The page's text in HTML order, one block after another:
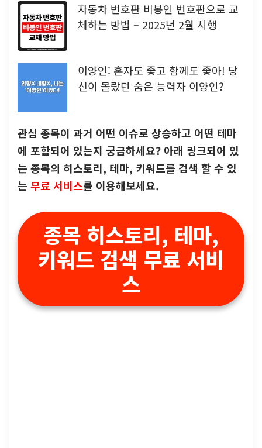
자동차 번호판 비봉인 번호판으로 교
체하는 방법 – 2025년 2월 시행
이양인: 혼자도 좋고 함께도 좋아! 당
신이 몰랐던 숨은 능력자 이양인?
관심 종목이 과거 어떤 이슈로 상승하고 어떤 테마
에 포함되어 있는지 궁금하세요? 아래 링크되어 있
는 종목의 히스토리, 테마, 키워드를 검색 할 수 있
는 무료 서비스를 이용해보세요.
종목 히스토리, 테마,
키워드 검색 무료 서비
스